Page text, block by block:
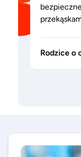
Rodzice o